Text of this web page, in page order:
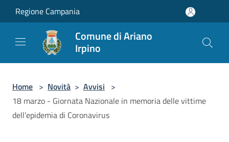
Salta al contenuto principale
Regione Campania
Comune di Ariano
Irpino
Home > Novità > Avvisi >
18 marzo - Giornata Nazionale in memoria delle vittime
dell’epidemia di Coronavirus